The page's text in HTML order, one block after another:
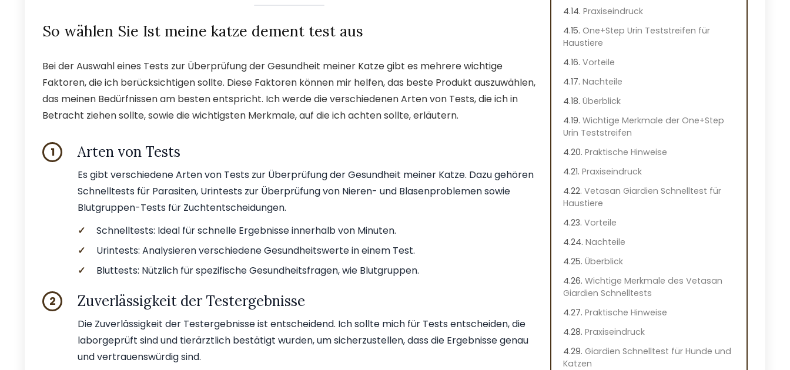
So wählen Sie Ist meine katze dement test aus
Bei der Auswahl eines Tests zur Überprüfung der Gesundheit meiner Katze gibt es mehrere wichtige
Faktoren, die ich berücksichtigen sollte. Diese Faktoren können mir helfen, das beste Produkt auszuwählen,
das meinen Bedürfnissen am besten entspricht. Ich werde die verschiedenen Arten von Tests, die ich in
Betracht ziehen sollte, sowie die wichtigsten Merkmale, auf die ich achten sollte, erläutern.
1 Arten von Tests
Es gibt verschiedene Arten von Tests zur Überprüfung der Gesundheit meiner Katze. Dazu gehören
Schnelltests für Parasiten, Urintests zur Überprüfung von Nieren- und Blasenproblemen sowie
Blutgruppen-Tests für Zuchtentscheidungen.
✓
Schnelltests: Ideal für schnelle Ergebnisse innerhalb von Minuten.
✓
Urintests: Analysieren verschiedene Gesundheitswerte in einem Test.
✓
Bluttests: Nützlich für spezifische Gesundheitsfragen, wie Blutgruppen.
2 Zuverlässigkeit der Testergebnisse
Die Zuverlässigkeit der Testergebnisse ist entscheidend. Ich sollte mich für Tests entscheiden, die
laborgeprüft sind und tierärztlich bestätigt wurden, um sicherzustellen, dass die Ergebnisse genau
und vertrauenswürdig sind.
Praxiseindruck
One+Step Urin Teststreifen für
Haustiere
Vorteile
Nachteile
Überblick
Wichtige Merkmale der One+Step
Urin Teststreifen
Praktische Hinweise
Praxiseindruck
Vetasan Giardien Schnelltest für
Haustiere
Vorteile
Nachteile
Überblick
Wichtige Merkmale des Vetasan
Giardien Schnelltests
Praktische Hinweise
Praxiseindruck
Giardien Schnelltest für Hunde und
Katzen